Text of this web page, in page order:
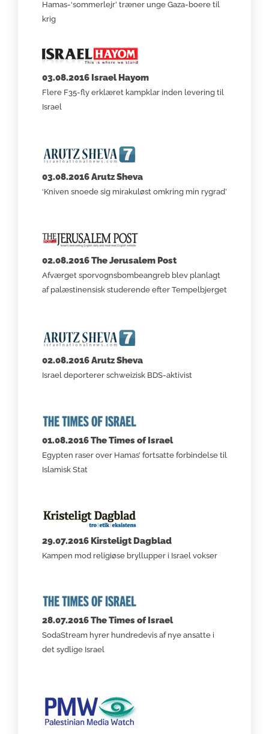
Hamas-‘sommerlejr’ træner unge Gaza-boere til
krig
03.08.2016 Israel Hayom
Flere F35-fly erklæret kampklar inden levering til
Israel
03.08.2016 Arutz Sheva
‘Kniven snoede sig mirakuløst omkring min rygrad’
02.08.2016 The Jerusalem Post
Afværget sporvognsbombeangreb blev planlagt
af palæstinensisk studerende efter Tempelbjerget
02.08.2016 Arutz Sheva
Israel deporterer schweizisk BDS-aktivist
01.08.2016 The Times of Israel
Egypten raser over Hamas’ fortsatte forbindelse til
Islamisk Stat
29.07.2016 Kirsteligt Dagblad
Kampen mod religiøse bryllupper i Israel vokser
28.07.2016 The Times of Israel
SodaStream hyrer hundredevis af nye ansatte i
det sydlige Israel